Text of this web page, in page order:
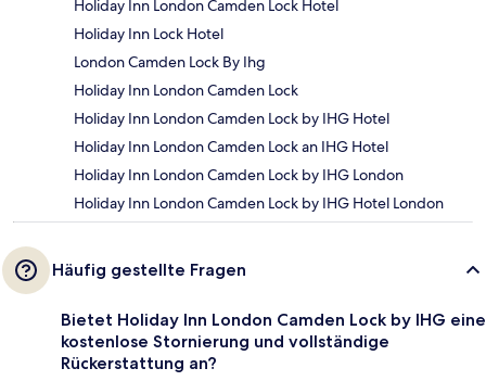
Holiday Inn London Camden Lock Hotel
Holiday Inn Lock Hotel
London Camden Lock By Ihg
Holiday Inn London Camden Lock
Holiday Inn London Camden Lock by IHG Hotel
Holiday Inn London Camden Lock an IHG Hotel
Holiday Inn London Camden Lock by IHG London
Holiday Inn London Camden Lock by IHG Hotel London
Häufig gestellte Fragen
Bietet Holiday Inn London Camden Lock by IHG eine
kostenlose Stornierung und vollständige
Rückerstattung an?